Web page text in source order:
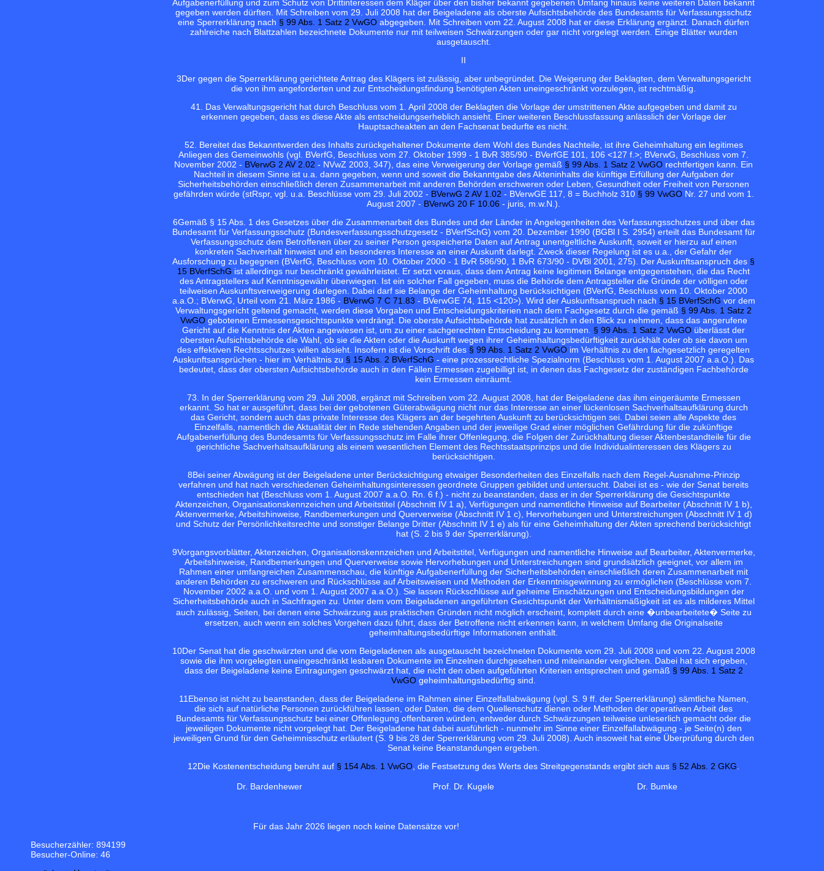
Aufgabenerfüllung und zum Schutz von Drittinteressen dem Kläger über den bisher bekannt gegebenen Umfang hinaus keine weiteren Daten bekannt
gegeben werden dürften. Mit Schreiben vom 29. Juli 2008 hat der Beigeladene als oberste Aufsichtsbehörde des Bundesamts für Verfassungsschutz
eine Sperrerklärung nach § 99 Abs. 1 Satz 2 VwGO abgegeben. Mit Schreiben vom 22. August 2008 hat er diese Erklärung ergänzt. Danach dürfen
zahlreiche nach Blattzahlen bezeichnete Dokumente nur mit teilweisen Schwärzungen oder gar nicht vorgelegt werden. Einige Blätter wurden
ausgetauscht.
II
3Der gegen die Sperrerklärung gerichtete Antrag des Klägers ist zulässig, aber unbegründet. Die Weigerung der Beklagten, dem Verwaltungsgericht
die von ihm angeforderten und zur Entscheidungsfindung benötigten Akten uneingeschränkt vorzulegen, ist rechtmäßig.
41. Das Verwaltungsgericht hat durch Beschluss vom 1. April 2008 der Beklagten die Vorlage der umstrittenen Akte aufgegeben und damit zu
erkennen gegeben, dass es diese Akte als entscheidungserheblich ansieht. Einer weiteren Beschlussfassung anlässlich der Vorlage der
Hauptsacheakten an den Fachsenat bedurfte es nicht.
52. Bereitet das Bekanntwerden des Inhalts zurückgehaltener Dokumente dem Wohl des Bundes Nachteile, ist ihre Geheimhaltung ein legitimes
Anliegen des Gemeinwohls (vgl. BVerfG, Beschluss vom 27. Oktober 1999 - 1 BvR 385/90 - BVerfGE 101, 106 <127 f.>; BVerwG, Beschluss vom 7.
November 2002 - BVerwG 2 AV 2.02 - NVwZ 2003, 347), das eine Verweigerung der Vorlage gemäß § 99 Abs. 1 Satz 2 VwGO rechtfertigen kann. Ein
Nachteil in diesem Sinne ist u.a. dann gegeben, wenn und soweit die Bekanntgabe des Akteninhalts die künftige Erfüllung der Aufgaben der
Sicherheitsbehörden einschließlich deren Zusammenarbeit mit anderen Behörden erschweren oder Leben, Gesundheit oder Freiheit von Personen
gefährden würde (stRspr, vgl. u.a. Beschlüsse vom 29. Juli 2002 - BVerwG 2 AV 1.02 - BVerwGE 117, 8 = Buchholz 310 § 99 VwGONr. 27 und vom 1.
August 2007 - BVerwG 20 F 10.06 - juris, m.w.N.).
6Gemäß § 15 Abs. 1 des Gesetzes über die Zusammenarbeit des Bundes und der Länder in Angelegenheiten des Verfassungsschutzes und über das
Bundesamt für Verfassungsschutz (Bundesverfassungsschutzgesetz - BVerfSchG) vom 20. Dezember 1990 (BGBl I S. 2954) erteilt das Bundesamt für
Verfassungsschutz dem Betroffenen über zu seiner Person gespeicherte Daten auf Antrag unentgeltliche Auskunft, soweit er hierzu auf einen
konkreten Sachverhalt hinweist und ein besonderes Interesse an einer Auskunft darlegt. Zweck dieser Regelung ist es u.a., der Gefahr der
Ausforschung zu begegnen (BVerfG, Beschluss vom 10. Oktober 2000 - 1 BvR 586/90, 1 BvR 673/90 - DVBl 2001, 275). Der Auskunftsanspruch des §
15 BVerfSchG ist allerdings nur beschränkt gewährleistet. Er setzt voraus, dass dem Antrag keine legitimen Belange entgegenstehen, die das Recht
des Antragstellers auf Kenntnisgewähr überwiegen. Ist ein solcher Fall gegeben, muss die Behörde dem Antragsteller die Gründe der völligen oder
teilweisen Auskunftsverweigerung darlegen. Dabei darf sie Belange der Geheimhaltung berücksichtigen (BVerfG, Beschluss vom 10. Oktober 2000
a.a.O.; BVerwG, Urteil vom 21. März 1986 - BVerwG 7 C 71.83 - BVerwGE 74, 115 <120>). Wird der Auskunftsanspruch nach § 15 BVerfSchG vor dem
Verwaltungsgericht geltend gemacht, werden diese Vorgaben und Entscheidungskriterien nach dem Fachgesetz durch die gemäß § 99 Abs. 1 Satz 2
VwGOgebotenen Ermessensgesichtspunkte verdrängt. Die oberste Aufsichtsbehörde hat zusätzlich in den Blick zu nehmen, dass das angerufene
Gericht auf die Kenntnis der Akten angewiesen ist, um zu einer sachgerechten Entscheidung zu kommen. § 99 Abs. 1 Satz 2 VwGO überlässt der
obersten Aufsichtsbehörde die Wahl, ob sie die Akten oder die Auskunft wegen ihrer Geheimhaltungsbedürftigkeit zurückhält oder ob sie davon um
des effektiven Rechtsschutzes willen absieht. Insofern ist die Vorschrift des § 99 Abs. 1 Satz 2 VwGO im Verhältnis zu den fachgesetzlich geregelten
Auskunftsansprüchen - hier im Verhältnis zu § 15 Abs. 2 BVerfSchG - eine prozessrechtliche Spezialnorm (Beschluss vom 1. August 2007 a.a.O.). Das
bedeutet, dass der obersten Aufsichtsbehörde auch in den Fällen Ermessen zugebilligt ist, in denen das Fachgesetz der zuständigen Fachbehörde
kein Ermessen einräumt.
73. In der Sperrerklärung vom 29. Juli 2008, ergänzt mit Schreiben vom 22. August 2008, hat der Beigeladene das ihm eingeräumte Ermessen
erkannt. So hat er ausgeführt, dass bei der gebotenen Güterabwägung nicht nur das Interesse an einer lückenlosen Sachverhaltsaufklärung durch
das Gericht, sondern auch das private Interesse des Klägers an der begehrten Auskunft zu berücksichtigen sei. Dabei seien alle Aspekte des
Einzelfalls, namentlich die Aktualität der in Rede stehenden Angaben und der jeweilige Grad einer möglichen Gefährdung für die zukünftige
Aufgabenerfüllung des Bundesamts für Verfassungsschutz im Falle ihrer Offenlegung, die Folgen der Zurückhaltung dieser Aktenbestandteile für die
gerichtliche Sachverhaltsaufklärung als einem wesentlichen Element des Rechtsstaatsprinzips und die Individualinteressen des Klägers zu
berücksichtigen.
8Bei seiner Abwägung ist der Beigeladene unter Berücksichtigung etwaiger Besonderheiten des Einzelfalls nach dem Regel-Ausnahme-Prinzip
verfahren und hat nach verschiedenen Geheimhaltungsinteressen geordnete Gruppen gebildet und untersucht. Dabei ist es - wie der Senat bereits
entschieden hat (Beschluss vom 1. August 2007 a.a.O. Rn. 6 f.) - nicht zu beanstanden, dass er in der Sperrerklärung die Gesichtspunkte
Aktenzeichen, Organisationskennzeichen und Arbeitstitel (Abschnitt IV 1 a), Verfügungen und namentliche Hinweise auf Bearbeiter (Abschnitt IV 1 b),
Aktenvermerke, Arbeitshinweise, Randbemerkungen und Querverweise (Abschnitt IV 1 c), Hervorhebungen und Unterstreichungen (Abschnitt IV 1 d)
und Schutz der Persönlichkeitsrechte und sonstiger Belange Dritter (Abschnitt IV 1 e) als für eine Geheimhaltung der Akten sprechend berücksichtigt
hat (S. 2 bis 9 der Sperrerklärung).
9Vorgangsvorblätter, Aktenzeichen, Organisationskennzeichen und Arbeitstitel, Verfügungen und namentliche Hinweise auf Bearbeiter, Aktenvermerke,
Arbeitshinweise, Randbemerkungen und Querverweise sowie Hervorhebungen und Unterstreichungen sind grundsätzlich geeignet, vor allem im
Rahmen einer umfangreichen Zusammenschau, die künftige Aufgabenerfüllung der Sicherheitsbehörden einschließlich deren Zusammenarbeit mit
anderen Behörden zu erschweren und Rückschlüsse auf Arbeitsweisen und Methoden der Erkenntnisgewinnung zu ermöglichen (Beschlüsse vom 7.
November 2002 a.a.O. und vom 1. August 2007 a.a.O.). Sie lassen Rückschlüsse auf geheime Einschätzungen und Entscheidungsbildungen der
Sicherheitsbehörde auch in Sachfragen zu. Unter dem vom Beigeladenen angeführten Gesichtspunkt der Verhältnismäßigkeit ist es als milderes Mittel
auch zulässig, Seiten, bei denen eine Schwärzung aus praktischen Gründen nicht möglich erscheint, komplett durch eine �unbearbeitete� Seite zu
ersetzen, auch wenn ein solches Vorgehen dazu führt, dass der Betroffene nicht erkennen kann, in welchem Umfang die Originalseite
geheimhaltungsbedürftige Informationen enthält.
10Der Senat hat die geschwärzten und die vom Beigeladenen als ausgetauscht bezeichneten Dokumente vom 29. Juli 2008 und vom 22. August 2008
sowie die ihm vorgelegten uneingeschränkt lesbaren Dokumente im Einzelnen durchgesehen und miteinander verglichen. Dabei hat sich ergeben,
dass der Beigeladene keine Eintragungen geschwärzt hat, die nicht den oben aufgeführten Kriterien entsprechen und gemäß § 99 Abs. 1 Satz 2
VwGO geheimhaltungsbedürftig sind.
11 Ebenso ist nicht zu beanstanden, dass der Beigeladene im Rahmen einer Einzelfallabwägung (vgl. S. 9 ff. der Sperrerklärung) sämtliche Namen,
die sich auf natürliche Personen zurückführen lassen, oder Daten, die dem Quellenschutz dienen oder Methoden der operativen Arbeit des
Bundesamts für Verfassungsschutz bei einer Offenlegung offenbaren würden, entweder durch Schwärzungen teilweise unleserlich gemacht oder die
jeweiligen Dokumente nicht vorgelegt hat. Der Beigeladene hat dabei ausführlich - nunmehr im Sinne einer Einzelfallabwägung - je Seite(n) den
jeweiligen Grund für den Geheimnisschutz erläutert (S. 9 bis 28 der Sperrerklärung vom 29. Juli 2008). Auch insoweit hat eine Überprüfung durch den
Senat keine Beanstandungen ergeben.
12Die Kostenentscheidung beruht auf § 154 Abs. 1 VwGO , die Festsetzung des Werts des Streitgegenstands ergibt sich aus § 52 Abs. 2 GKG
Dr. Bardenhewer Prof. Dr. Kugele Dr. Bumke
Für das Jahr 2026 liegen noch keine Datensätze vor!
Besucherzähler: 894199
Besucher-Online: 46